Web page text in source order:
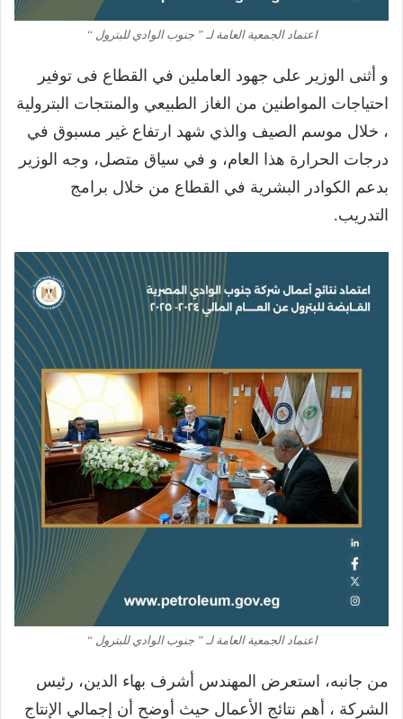
اعتماد الجمعية العامة لـ ” جنوب الوادي للبترول “
و أثنى الوزير على جهود العاملين في القطاع فى توفير
احتياجات المواطنين من الغاز الطبيعي والمنتجات البترولية
، خلال موسم الصيف والذي شهد ارتفاع غير مسبوق في
درجات الحرارة هذا العام، و في سياق متصل، وجه الوزير
بدعم الكوادر البشرية في القطاع من خلال برامج
التدريب.
اعتماد الجمعية العامة لـ ” جنوب الوادي للبترول “
من جانبه، استعرض المهندس أشرف بهاء الدين، رئيس
الشركة ، أهم نتائج الأعمال حيث أوضح أن إجمالي الإنتاج